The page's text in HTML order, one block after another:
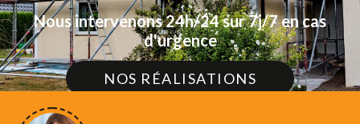
Nous intervenons 24h/24 sur 7j/7 en cas
d'urgence
NOS RÉALISATIONS